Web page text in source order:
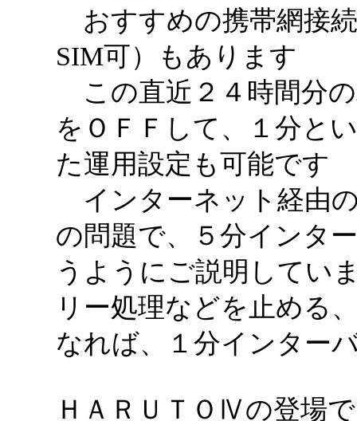
おすすめの携帯網接
SIM可）もあります
この直近２４時間分
をＯＦＦして、１分と
た運用設定も可能です
インターネット経由
の問題で、５分インタ
うようにご説明してい
リー処理などを止める
なれば、１分インター
ＨＡＲＵＴＯⅣの登場